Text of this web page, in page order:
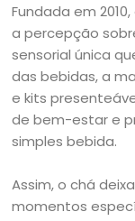
Fundada em
a percepção
sensorial única
das bebidas, a
e kits
de bem-estar e
simples bebida.
Assim, o chá
momentos